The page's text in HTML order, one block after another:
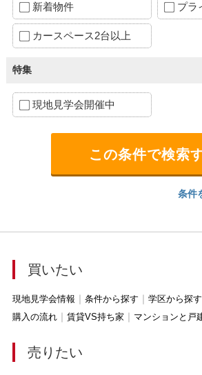
新着物件 プラ
カースペース2台以上
特集
現地見学会開催中
条件
買いたい
現地見学会情報 条件から探す 学区から探す
購入の流れ
賃貸VS持ち家 マンションと戸
売りたい